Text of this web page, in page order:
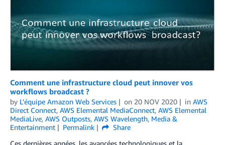
Comment une infrastructure cloud peut innover vos
workflows broadcast ?
by L'équipe Amazon Web Services on 20 NOV 2020 in AWS
Direct Connect, AWS Elemental MediaConnect, AWS Elemental
MediaLive, AWS Outposts, AWS Wavelength, Media &
Entertainment
Permalink
Share